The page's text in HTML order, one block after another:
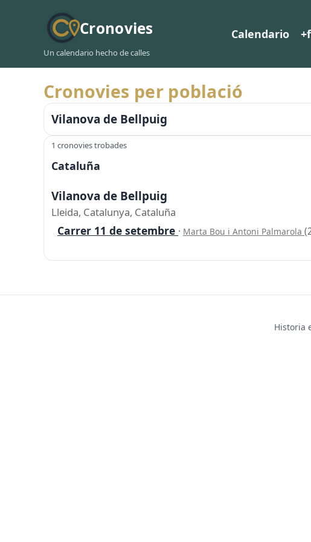
Cronovies
Un calendario hecho de calles
Calendario
Cronovies per població
Vilanova de Bellpuig
1 cronovies trobades
Cataluña
Vilanova de Bellpuig
Lleida, Catalunya, Cataluña
Carrer 11 de setembre · Marta Bou i Antoni Palmarola
Historia